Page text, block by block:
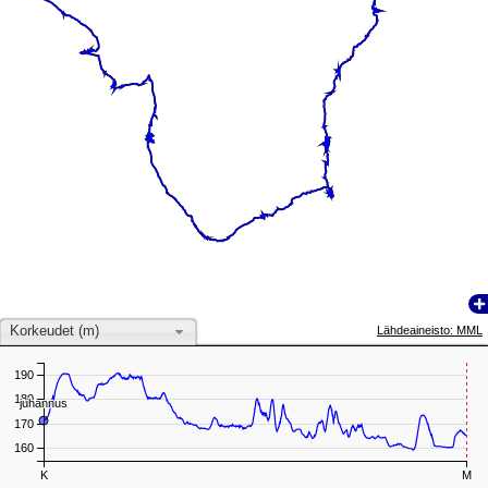
Lähdeaineisto: MML
Korkeudet (m)
K M
160
170
180
190
juhannus
juhannus